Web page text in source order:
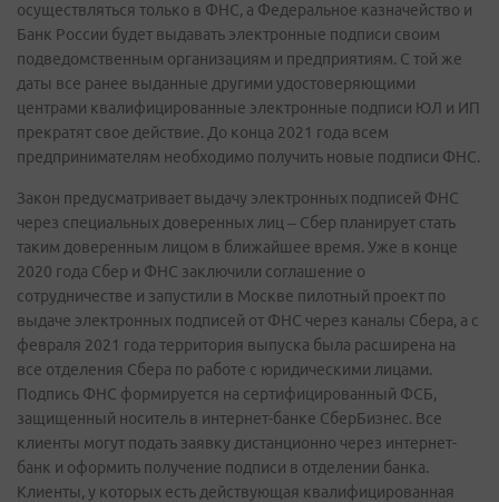
осуществляться только в ФНС, а Федеральное казначейство и
Банк России будет выдавать электронные подписи своим
подведомственным организациям и предприятиям. С той же
даты все ранее выданные другими удостоверяющими
центрами квалифицированные электронные подписи ЮЛ и ИП
прекратят свое действие. До конца 2021 года всем
предпринимателям необходимо получить новые подписи ФНС.
Закон предусматривает выдачу электронных подписей ФНС
через специальных доверенных лиц – Сбер планирует стать
таким доверенным лицом в ближайшее время. Уже в конце
2020 года Сбер и ФНС заключили соглашение о
сотрудничестве и запустили в Москве пилотный проект по
выдаче электронных подписей от ФНС через каналы Сбера, а с
февраля 2021 года территория выпуска была расширена на
все отделения Сбера по работе с юридическими лицами.
Подпись ФНС формируется на сертифицированный ФСБ,
защищенный носитель в интернет-банке СберБизнес. Все
клиенты могут подать заявку дистанционно через интернет-
банк и оформить получение подписи в отделении банка.
Клиенты, у которых есть действующая квалифицированная